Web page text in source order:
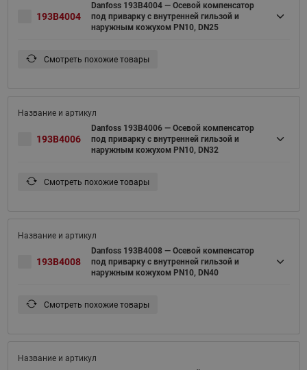
193B4004
Danfoss 193B4004 — Осевой компенсатор
под приварку с внутренней гильзой и
наружным кожухом PN10, DN25
Смотреть похожие товары
193B4006
Danfoss 193B4006 — Осевой компенсатор
под приварку с внутренней гильзой и
наружным кожухом PN10, DN32
Смотреть похожие товары
193B4008
Danfoss 193B4008 — Осевой компенсатор
под приварку с внутренней гильзой и
наружным кожухом PN10, DN40
Смотреть похожие товары